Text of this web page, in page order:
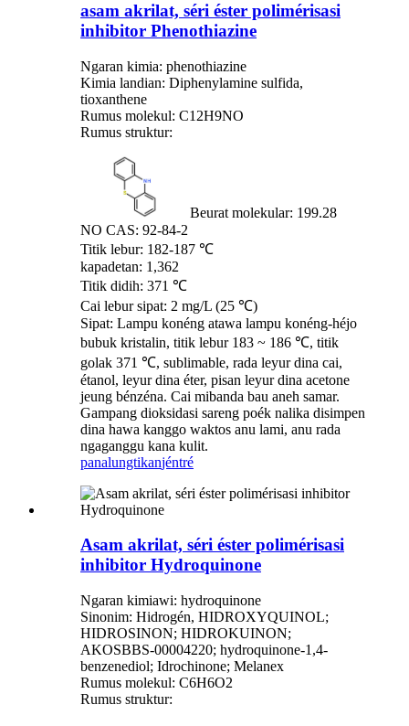
asam akrilat, séri éster polimérisasi
inhibitor Phenothiazine
Ngaran kimia: phenothiazine
Kimia landian: Diphenylamine sulfida,
tioxanthene
Rumus molekul: C12H9NO
Rumus struktur:
Beurat molekular: 199.28
NO CAS: 92-84-2
Titik lebur: 182-187 ℃
kapadetan: 1,362
Titik didih: 371 ℃
Cai lebur sipat: 2 mg/L (25 ℃)
Sipat: Lampu konéng atawa lampu konéng-héjo
bubuk kristalin, titik lebur 183 ~ 186 ℃, titik
golak 371 ℃, sublimable, rada leyur dina cai,
étanol, leyur dina éter, pisan leyur dina acetone
jeung bénzéna. Cai mibanda bau aneh samar.
Gampang dioksidasi sareng poék nalika disimpen
dina hawa kanggo waktos anu lami, anu rada
ngaganggu kana kulit.
panalungtikanjéntré
Asam akrilat, séri éster polimérisasi
inhibitor Hydroquinone
Ngaran kimiawi: hydroquinone
Sinonim: Hidrogén, HIDROXYQUINOL;
HIDROSINON; HIDROKUINON;
AKOSBBS-00004220; hydroquinone-1,4-
benzenediol; Idrochinone; Melanex
Rumus molekul: C6H6O2
Rumus struktur: